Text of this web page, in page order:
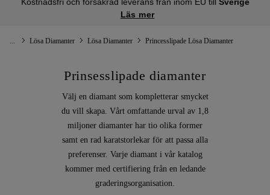
Kostnadsfri och försäkrad leverans från inom EU till Sverige
Läs mer
... Lösa Diamanter Lösa Diamanter Princesslipade Lösa Diamanter
Prinsesslipade diamanter
Välj en diamant som kompletterar smycket
du vill skapa. Vårt omfattande urval av 1,8
miljoner diamanter har tio olika former
samt en rad karatstorlekar för att passa alla
preferenser. Varje diamant i vår katalog
kommer med certifiering från en ledande
graderingsorganisation.